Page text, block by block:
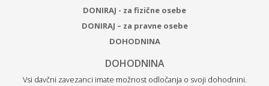
DONIRAJ - za fizične osebe
DONIRAJ – za pravne osebe
DOHODNINA
DOHODNINA
Vsi davčni zavezanci imate možnost odločanja o svoji dohodnini.